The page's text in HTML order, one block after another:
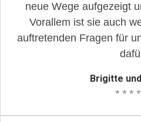
neue Wege aufgezeigt
Vorallem ist sie auch
auftretenden Fragen für
Brigitte
* * *